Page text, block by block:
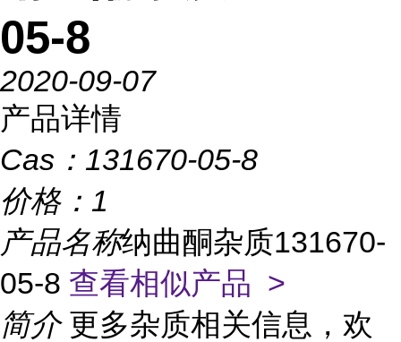
05-8
2020-09-07
产品详情
Cas： 131670-05-8
价格： 1
产品名称纳曲酮杂质131670-
05-8 查看相似产品 >
简介 更多杂质相关信息，欢